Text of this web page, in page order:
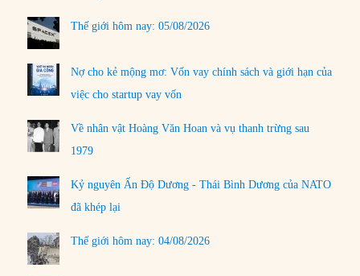
Thế giới hôm nay: 05/08/2026
Nợ cho kẻ mộng mơ: Vốn vay chính sách và giới hạn của
việc cho startup vay vốn
Về nhân vật Hoàng Văn Hoan và vụ thanh trừng sau
1979
Kỷ nguyên Ấn Độ Dương - Thái Bình Dương của NATO
đã khép lại
Thế giới hôm nay: 04/08/2026